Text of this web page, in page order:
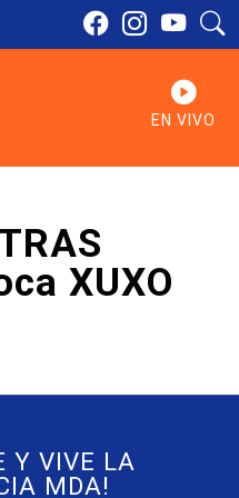
EN VIVO
XUXO
Y VIVE LA
MDA!